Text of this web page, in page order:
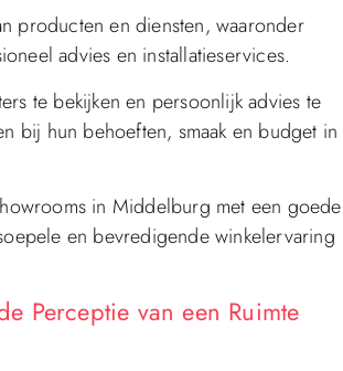
producten en diensten, waaronder
advies en installatieservices.
te bekijken en persoonlijk advies te
bij hun behoeften, smaak en budget in
in Middelburg met een goede
en bevredigende winkelervaring
Perceptie van een Ruimte